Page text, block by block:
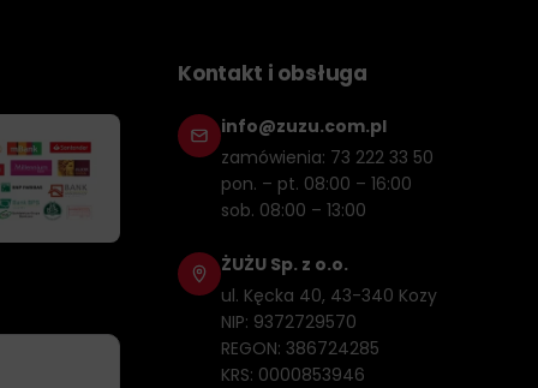
Kontakt i obsługa
info@zuzu.com.pl
zamówienia: 73 222 33 50
pon. – pt. 08:00 – 16:00
sob. 08:00 – 13:00
ŻUŻU Sp. z o.o.
ul. Kęcka 40, 43-340 Kozy
NIP: 9372729570
REGON: 386724285
KRS: 0000853946